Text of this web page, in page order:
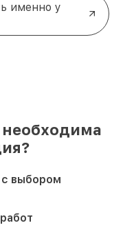
именно у
выбором